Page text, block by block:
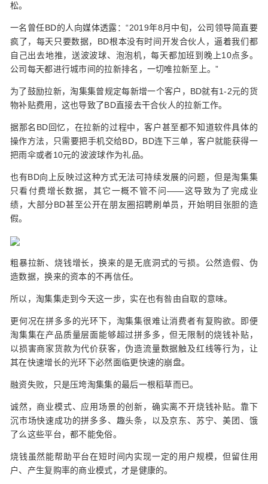
松。
一名曾任BD的人向媒体透露：“2019年8月中旬，公司领导简直要
疯了，每天只要数据，BD根本没有时间开发合伙人，逼着我们都
自己出去地推，送波波球、泡泡机，每天都加班到晚上10点多。
公司每天都进行城市间的拉新排名，一切唯拉新至上。”
为了鼓励拉新，淘集集曾规定每新增一个客户，BD就有1-2元的货
物补贴费用，这也导致了BD直接去干合伙人的拉新工作。
据那名BD回忆，在拉新的过程中，客户甚至都不知道软件具体的
操作方法，只需要把手机交给BD，BD连下三单，客户就能获得一
把雨伞或者10元的波波球作为礼品。
也有BD向上反映过这种方式无法可持续发展的问题，但是淘集集
只看付费增长数据，其它一概不管不问——这导致为了完成业
绩，大部分BD甚至公开在朋友圈招聘刷单员，开始明目张胆的造
假。
粗暴拉新、烧钱增长，换来的是无底洞式的亏损。公然造假、伪
造数据，换来的资本的不再信任。
所以，淘集集走到今天这一步，实在也有咎由自取的意味。
更何况在拼多多的光环下，淘集集很难让消费者有复购欲。即便
淘集集在产品质量层面能够超过拼多多，但无限制的烧钱补贴，
以损害商家货款为代价获客，伪造流量数据触及红线等行为，让
其在快速增长的光环下必然面临更快速的崩盘。
融资失败，只是压垮淘集集的最后一根稻草而已。
诚然，商业模式、应用场景的创新，确实离不开烧钱补贴。靠下
沉市场快速成功的拼多多、趣头条，以及京东、苏宁、美团、饿
了么这些平台，都不能免俗。
烧钱虽然能帮助平台在短时间内实现一定的用户规模，但留住用
户、产生复购率的商业模式，才是健康的。